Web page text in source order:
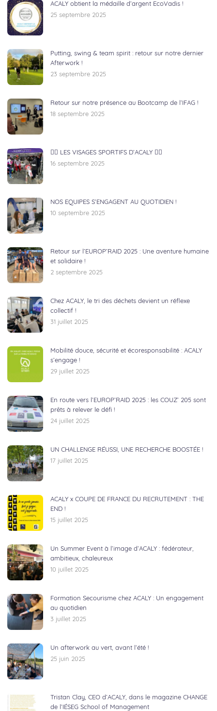
ACALY obtient la médaille d’argent EcoVadis !
25 septembre 2025
Putting, swing & team spirit : retour sur notre dernier
Afterwork !
23 septembre 2025
Retour sur notre présence au Bootcamp de l’IFAG !
18 septembre 2025
🏃‍♂️ LES VISAGES SPORTIFS D’ACALY 🚴‍♀️
16 septembre 2025
NOS EQUIPES S’ENGAGENT AU QUOTIDIEN !
10 septembre 2025
Retour sur l’EUROP’RAID 2025 : Une aventure humaine
et solidaire !
2 septembre 2025
Chez ACALY, le tri des déchets devient un réflexe
collectif !
31 juillet 2025
Mobilité douce, sécurité et écoresponsabilité : ACALY
s’engage !
29 juillet 2025
En route vers l’EUROP’RAID 2025 : les COUZ’ 205 sont
prêts à relever le défi !
24 juillet 2025
UN CHALLENGE RÉUSSI, UNE RECHERCHE BOOSTÉE !
17 juillet 2025
ACALY x COUPE DE FRANCE DU RECRUTEMENT : THE
END !
15 juillet 2025
Un Summer Event à l’image d’ACALY : fédérateur,
ambitieux, chaleureux
10 juillet 2025
Formation Secourisme chez ACALY : Un engagement
au quotidien
3 juillet 2025
Un afterwork au vert, avant l’été !
25 juin 2025
Tristan Clay, CEO d’ACALY, dans le magazine CHANGE
de l’IÉSEG School of Management